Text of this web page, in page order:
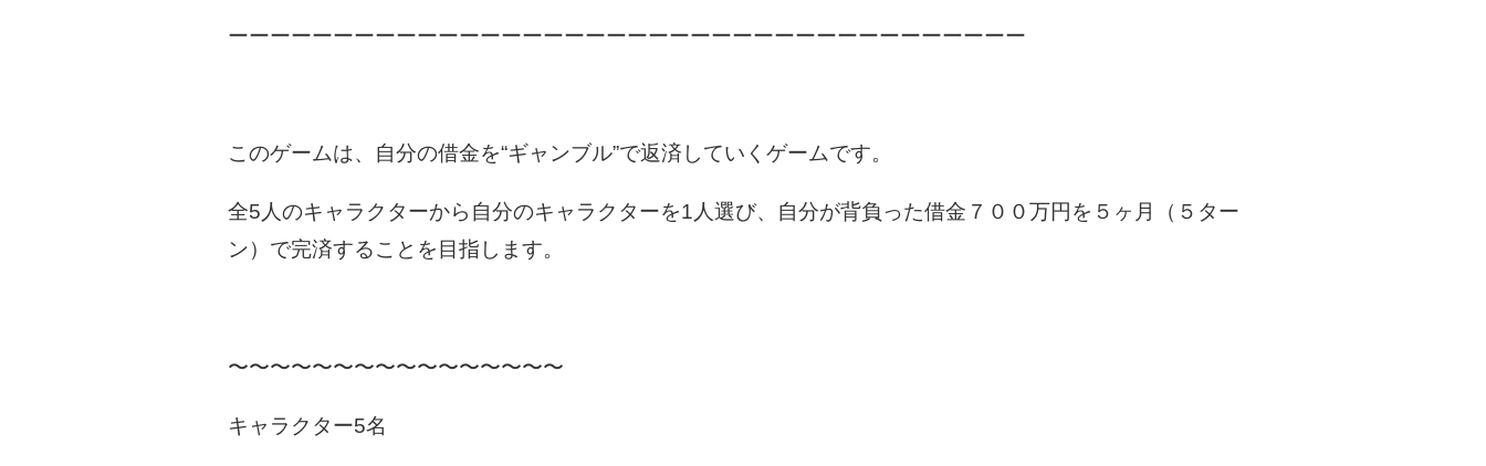
ーーーーーーーーーーーーーーーーーーーーーーーーーーーーーーーーーーーーーー
このゲームは、自分の借金を“ギャンブル”で返済していくゲームです。
全5人のキャラクターから自分のキャラクターを1人選び、自分が背負った借金７００万円を５ヶ月（５ター
ン）で完済することを目指します。
〜〜〜〜〜〜〜〜〜〜〜〜〜〜〜〜
キャラクター5名